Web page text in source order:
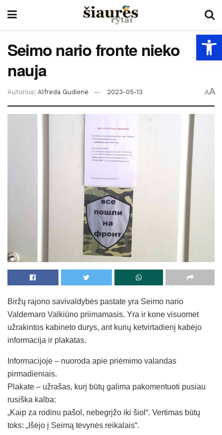
Seimo nario fronte nieko
nauja
Autorius: Alfreda Gudienė 2023-05-13 AA
Biržų rajono savivaldybės pastate yra Seimo nario
Valdemaro Valkiūno priimamasis. Yra ir kone visuomet
užrakintos kabineto durys, ant kurių ketvirtadienį kabėjo
informacija ir plakatas.
Informacijoje – nuoroda apie priėmimo valandas
pirmadieniais.
Plakate – užrašas, kurį būtų galima pakomentuoti pusiau
rusiška kalba:
„Kaip za rodinu pašol, nebegrįžo iki šiol“. Vertimas būtų
toks: „Išėjo į Seimą tėvynės reikalais“.